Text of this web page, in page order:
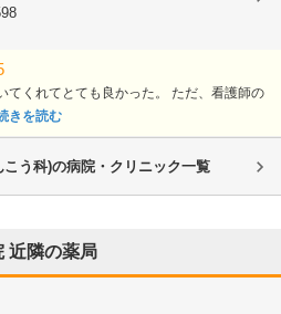
てくれてとても良かった。 ただ、看護師の
きを読む
う科)の病院・クリニック一覧
近隣の薬局